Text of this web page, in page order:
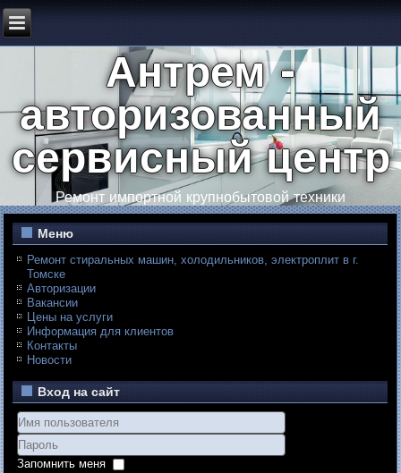
Антрем -
авторизованный
сервисный центр
Ремонт импортной крупнобытовой техники
Меню
Ремонт стиральных машин, холодильников, электроплит в г.
Томске
Авторизации
Вакансии
Цены на услуги
Информация для клиентов
Контакты
Новости
Вход на сайт
Запомнить меня